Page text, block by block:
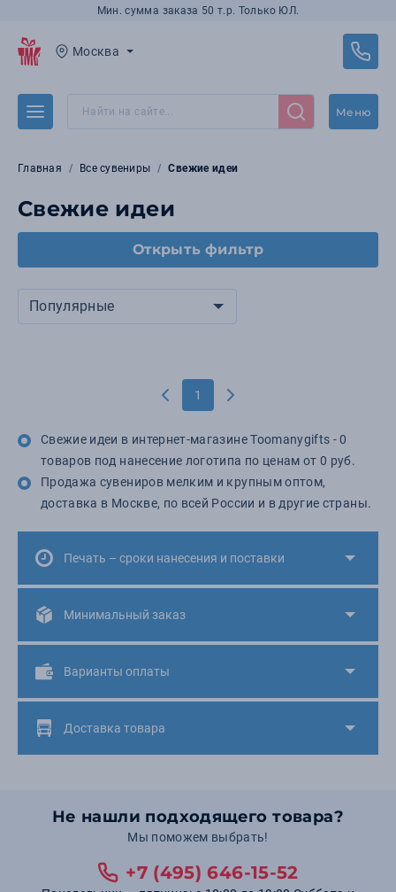
Мин. сумма заказа 50 т.р. Только ЮЛ.
Москва
Меню
Главная Все сувениры Свежие идеи
Свежие идеи
Открыть фильтр
Популярные
1
Свежие идеи в интернет-магазине Toomanygifts - 0
товаров под нанесение логотипа по ценам от 0 руб.
Продажа сувениров мелким и крупным оптом,
доставка в Москве, по всей России и в другие страны.
Печать – сроки нанесения и поставки
Минимальный заказ
Варианты оплаты
Доставка товара
Не нашли подходящего товара?
Мы поможем выбрать!
+7 (495) 646-15-52